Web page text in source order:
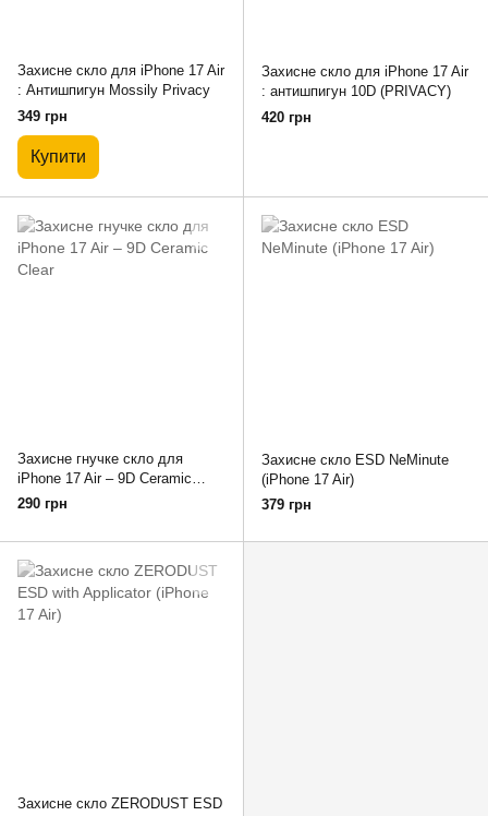
Захисне скло для iPhone 17 Air
: Антишпигун Mossily Privacy
349 грн
Купити
Захисне скло для iPhone 17 Air
: антишпигун 10D (PRIVACY)
420 грн
Захисне гнучке скло для
iPhone 17 Air – 9D Ceramic
Clear
290 грн
Захисне скло ESD NeMinute
(iPhone 17 Air)
379 грн
Захисне скло ZERODUST ESD